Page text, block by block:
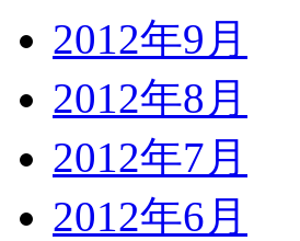
2012年9月
2012年8月
2012年7月
2012年6月